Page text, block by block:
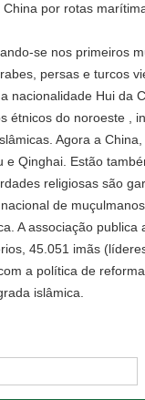
por rotas
se nos primeiros
persas e turcos
nacionalidade Hui da
étnicos do noroeste ,
Agora a
e Qinghai. Estão
religiosas são
de
A associação publica
45.051 imãs
a política de
islâmica.